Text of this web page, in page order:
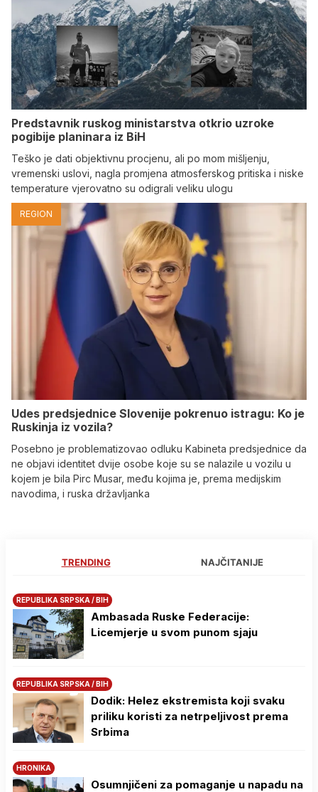
Predstavnik ruskog ministarstva otkrio uzroke
pogibije planinara iz BiH
Teško je dati objektivnu procjenu, ali po mom mišljenju,
vremenski uslovi, nagla promjena atmosferskog pritiska i niske
temperature vjerovatno su odigrali veliku ulogu
REGION
Udes predsjednice Slovenije pokrenuo istragu: Ko je
Ruskinja iz vozila?
Posebno je problematizovao odluku Kabineta predsjednice da
ne objavi identitet dvije osobe koje su se nalazile u vozilu u
kojem je bila Pirc Musar, među kojima je, prema medijskim
navodima, i ruska državljanka
TRENDING NAJČITANIJE
REPUBLIKA SRPSKA / BIH
Ambasada Ruske Federacije:
Licemjerje u svom punom sjaju
REPUBLIKA SRPSKA / BIH
Dodik: Helez ekstremista koji svaku
priliku koristi za netrpeljivost prema
Srbima
HRONIKA
Osumnjičeni za pomaganje u napadu na